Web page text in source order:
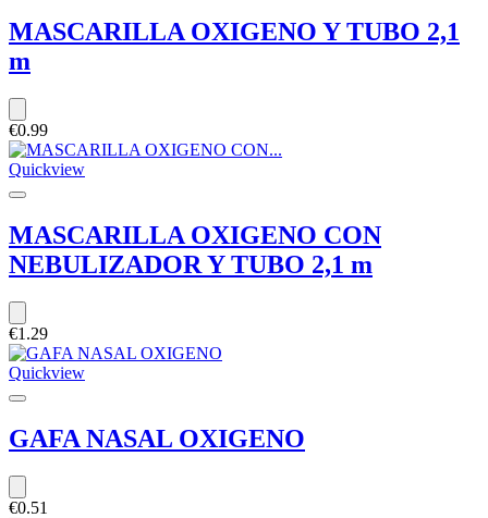
MASCARILLA OXIGENO Y TUBO 2,1
m
€0.99
Quickview
MASCARILLA OXIGENO CON
NEBULIZADOR Y TUBO 2,1 m
€1.29
Quickview
GAFA NASAL OXIGENO
€0.51